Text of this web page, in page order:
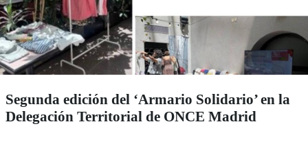
Segunda edición del ‘Armario Solidario’ en la
Delegación Territorial de ONCE Madrid